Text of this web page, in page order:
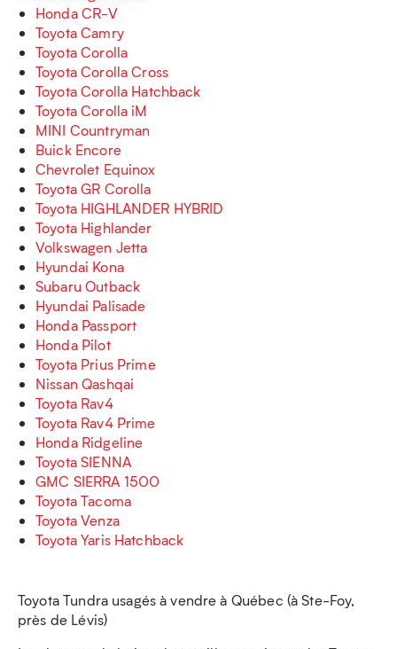
Honda CR-V
Toyota Camry
Toyota Corolla
Toyota Corolla Cross
Toyota Corolla Hatchback
Toyota Corolla iM
MINI Countryman
Buick Encore
Chevrolet Equinox
Toyota GR Corolla
Toyota HIGHLANDER HYBRID
Toyota Highlander
Volkswagen Jetta
Hyundai Kona
Subaru Outback
Hyundai Palisade
Honda Passport
Honda Pilot
Toyota Prius Prime
Nissan Qashqai
Toyota Rav4
Toyota Rav4 Prime
Honda Ridgeline
Toyota SIENNA
GMC SIERRA 1500
Toyota Tacoma
Toyota Venza
Toyota Yaris Hatchback
Toyota Tundra usagés à vendre à Québec (à Ste-Foy,
près de Lévis)